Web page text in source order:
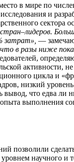
в мире по
и
сектора
затрат», —
в разы ниже
активности,
цикла и
низкий
вывод, что едва ли
выполнения
позволили
научного и